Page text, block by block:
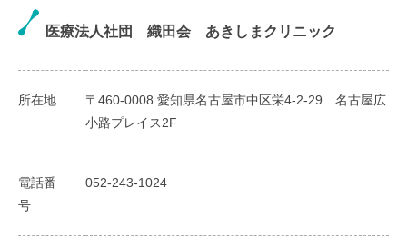
医療法人社団 織田会 あきしまクリニック
所在地
〒460-0008 愛知県名古屋市中区栄4-2-29 名古屋広
小路プレイス2F
電話番
号
052-243-1024